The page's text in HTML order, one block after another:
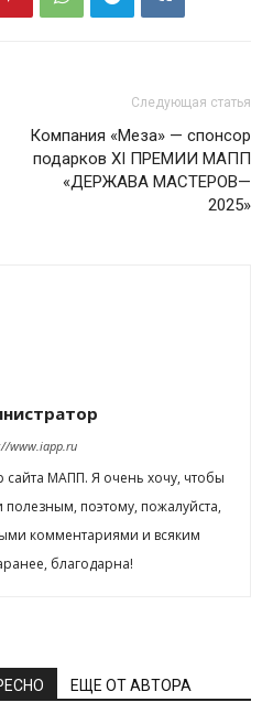
Следующая статья
Компания «Меза» — спонсор
подарков XI ПРЕМИИ МАПП
«ДЕРЖАВА МАСТЕРОВ—
2025»
www.iapp.ru
сайта МАПП. Я очень хочу, чтобы
поэтому, пожалуйста,
комментариями и всяким
благодарна!
ЕЩЕ ОТ АВТОРА